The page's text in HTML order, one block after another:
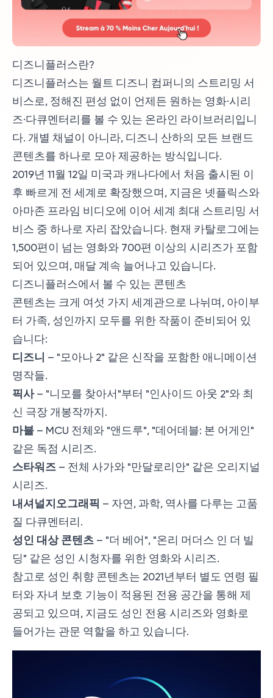
디즈니플러스란?
디즈니플러스는 월트 디즈니 컴퍼니의 스트리밍 서
비스로, 정해진 편성 없이 언제든 원하는 영화·시리
즈·다큐멘터리를 볼 수 있는 온라인 라이브러리입니
다. 개별 채널이 아니라, 디즈니 산하의 모든 브랜드
콘텐츠를 하나로 모아 제공하는 방식입니다.
2019년 11월 12일 미국과 캐나다에서 처음 출시된 이
후 빠르게 전 세계로 확장했으며, 지금은 넷플릭스와
아마존 프라임 비디오에 이어 세계 최대 스트리밍 서
비스 중 하나로 자리 잡았습니다. 현재 카탈로그에는
1,500편이 넘는 영화와 700편 이상의 시리즈가 포함
되어 있으며, 매달 계속 늘어나고 있습니다.
디즈니플러스에서 볼 수 있는 콘텐츠
콘텐츠는 크게 여섯 가지 세계관으로 나뉘며, 아이부
터 가족, 성인까지 모두를 위한 작품이 준비되어 있
습니다:
디즈니 – "모아나 2" 같은 신작을 포함한 애니메이션
명작들.
픽사– "니모를 찾아서"부터 "인사이드 아웃 2"와 최
신 극장 개봉작까지.
마블 – MCU 전체와 "앤드루", "데어데블: 본 어게인"
같은 독점 시리즈.
스타워즈 – 전체 사가와 "만달로리안" 같은 오리지널
시리즈.
내셔널지오그래픽 – 자연, 과학, 역사를 다루는 고품
질 다큐멘터리.
성인 대상 콘텐츠 – "더 베어", "온리 머더스 인 더 빌
딩" 같은 성인 시청자를 위한 영화와 시리즈.
참고로 성인 취향 콘텐츠는 2021년부터 별도 연령 필
터와 자녀 보호 기능이 적용된 전용 공간을 통해 제
공되고 있으며, 지금도 성인 전용 시리즈와 영화로
들어가는 관문 역할을 하고 있습니다.